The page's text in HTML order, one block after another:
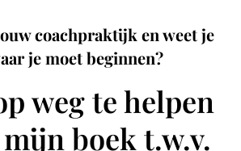
coachpraktijk en weet je
je moet beginnen?
weg te helpen
boek t.w.v.